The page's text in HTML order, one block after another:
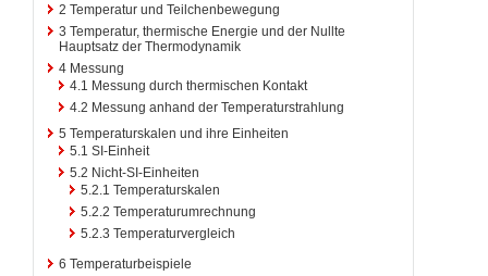
2 Temperatur und Teilchenbewegung
3 Temperatur, thermische Energie und der Nullte
Hauptsatz der Thermodynamik
4 Messung
4.1 Messung durch thermischen Kontakt
4.2 Messung anhand der Temperaturstrahlung
5 Temperaturskalen und ihre Einheiten
5.1 SI-Einheit
5.2 Nicht-SI-Einheiten
5.2.1 Temperaturskalen
5.2.2 Temperaturumrechnung
5.2.3 Temperaturvergleich
6 Temperaturbeispiele